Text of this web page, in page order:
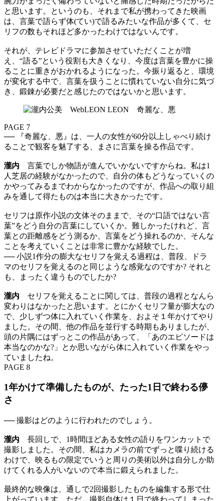
と思います。というのも、それまで私が携わってきた映画
は、言葉で語らず体(てい)で語るみたいな作品が多くて、セ
リフの数もそれほど多かったわけではないんです。
それが、テレビドラマに参加させていただくことが増
え、“語る”という役割も大きくなり、今度は言葉を豊かに操
ることに重きがおかれるようになった。今振り返ると、環境
が変化する中で、言葉を扱うことに慣れていない自分に気づ
き、鍛錬が必要だと感じたのではないかと思います。
PAGE 7
── 『奇麗な、悪』は、一人の女性が60分以上しゃべり続け
ることで観客を魅了する、まさに言葉を操る作品です。
瀧内 言葉でしか物語が進んでいかないですからね。私は1
人芝居の経験がなかったので、自分の体もどうなっていくの
かやってみるまでわからなかったのですが、作品への取り組
みを通して得たものは本当に大きかったです。
セリフは原作小説の文体そのままで、その“口語ではない言
葉”をどう自分の言葉にしていくか。難しかったけれど、言
葉との距離感をどう測るか、言葉をどう操れるのか、そんな
ことを考えていくことは非常に豊かな経験でした。
── 小説1作分の膨大なセリフを覚える過程は、普段、ドラ
マのセリフを覚えるのと同じような感覚なのですか? それと
も、まったく違うものでしたか?
瀧内 セリフを覚えることに関しては、普段の過程となんら
変わりはなかったと思います。とにかくセリフ量が膨大なの
で、少しずつ体に入れていく作業を、およそ１年かけてやり
ました。その間、他の作品を並行する時期もありましたが、
頭の片隅にはずっとこの作品があって、「あのエピソードは
本当なのかな?」とか思いながら体に入れていく作業をやっ
ていましたね。
PAGE 8
1年かけて準備したものが、たった1日で終わる儚
さ
── 撮影はどのように行われたのでしょう。
瀧内 長回しで、1時間ほどある女性の語りをワンカットで
撮影しました。その間、私はカメラの前でずっと喋り続ける
わけで、映るもの限定でいうと周りの美術以外は自分しか助
けてくれる人がいないので本当に鍛えられました。
最終的な映像は、通しで2回撮影したものを編集する形で仕
上がっています。ただ、撮影自体は１日で終わってしまった